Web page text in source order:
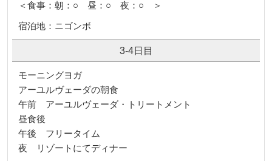
＜食事：朝：○ 昼：○ 夜：○ ＞
宿泊地：ニゴンボ
3-4日目
モーニングヨガ
アーユルヴェーダの朝食
午前 アーユルヴェーダ・トリートメント
昼食後
午後 フリータイム
夜 リゾートにてディナー